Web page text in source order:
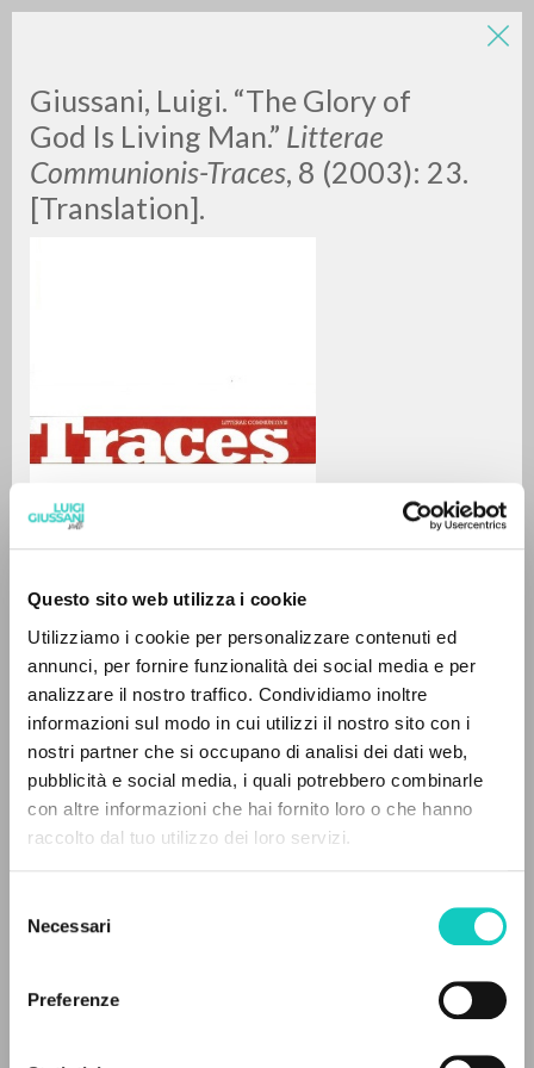
Questo sito web utilizza i cookie
Utilizziamo i cookie per personalizzare contenuti ed
annunci, per fornire funzionalità dei social media e per
analizzare il nostro traffico. Condividiamo inoltre
informazioni sul modo in cui utilizzi il nostro sito con i
nostri partner che si occupano di analisi dei dati web,
pubblicità e social media, i quali potrebbero combinarle
con altre informazioni che hai fornito loro o che hanno
raccolto dal tuo utilizzo dei loro servizi.
delNecessari
Preferenze
Giussani, Luigi. “The Glory of
God Is Living Man.” Litterae
Communionis-Traces, 8 (2003): 23.
[Translation].
Giussani LuigiAutore
Inglese
Litterae Communionis-Traces
2003
Pagine: 1
LUIGI
GIUSSANI
0DOCUMENTI TROVATI
RISULTATI SUCCESSIVI